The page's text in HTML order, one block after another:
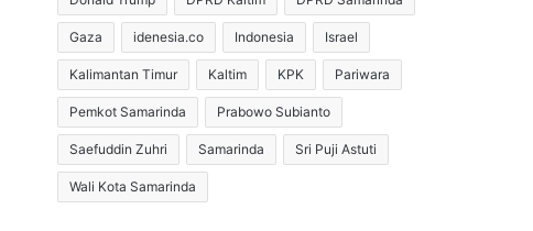
Gaza idenesia.co Indonesia Israel
Kalimantan Timur Kaltim KPK Pariwara
Pemkot Samarinda Prabowo Subianto
Saefuddin Zuhri Samarinda Sri Puji Astuti
Wali Kota Samarinda